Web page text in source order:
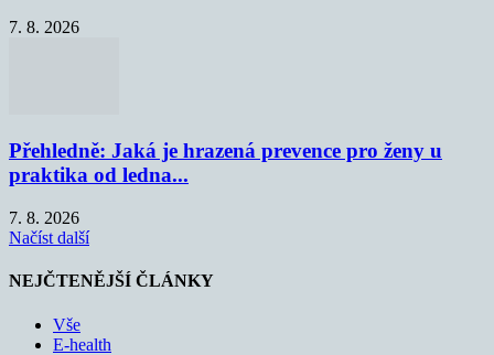
7. 8. 2026
Přehledně: Jaká je hrazená prevence pro ženy u
praktika od ledna...
7. 8. 2026
Načíst další
NEJČTENĚJŠÍ ČLÁNKY
Vše
E-health